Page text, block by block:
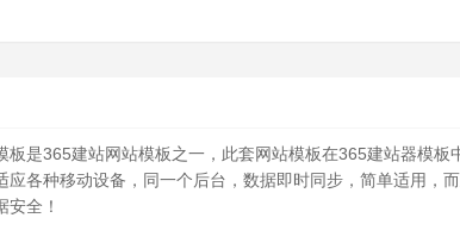
板是365建站网站模板之一，此套网站模板在365建站器模
应各种移动设备，同一个后台，数据即时同步，简单适用，
安全！